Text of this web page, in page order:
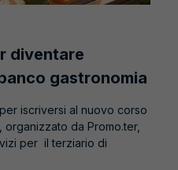
diventare
gastronomia
iscriversi al nuovo corso
organizzato da Promo.ter,
per il terziario di